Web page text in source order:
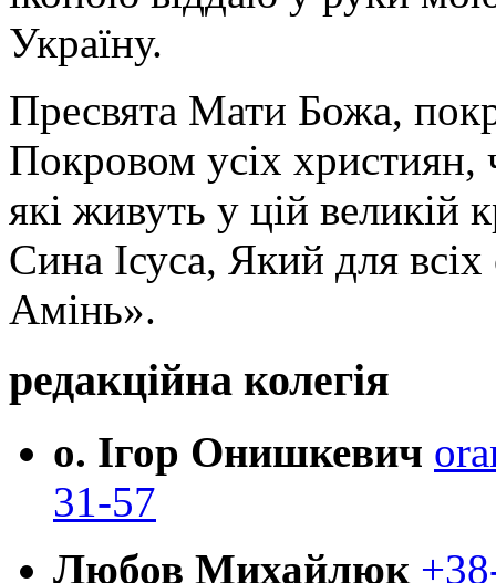
Україну.
Пресвята Мати Божа,
Покровом усіх християн,
які живуть у цій великій
Сина Ісуса, Який для
Амінь».
редакційна колегія
о. Ігор Онишкевич
31-57
Любов Михайлюк